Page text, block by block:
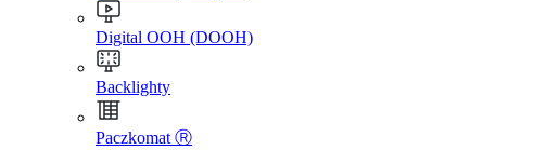
Digital OOH (DOOH)
Backlighty
Paczkomat Ⓡ